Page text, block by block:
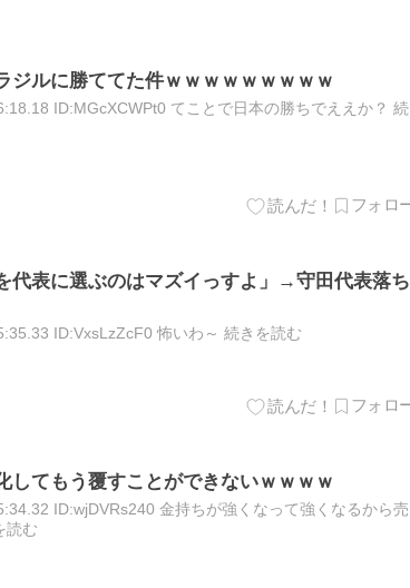
ルに勝ててた件ｗｗｗｗｗｗｗｗｗ
ID:MGcXCWPt0 てことで日本の勝ちでええか？ 続
代表に選ぶのはマズイっすよ」→守田代表落ち
ID:VxsLzZcF0 怖いわ～ 続きを読む
してもう覆すことができないｗｗｗｗ
ID:wjDVRs240 金持ちが強くなって強くなるから売
読む